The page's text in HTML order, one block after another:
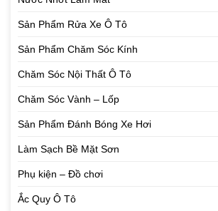
Sản Phẩm Rửa Xe Ô Tô
Sản Phẩm Chăm Sóc Kính
Chăm Sóc Nội Thất Ô Tô
Chăm Sóc Vành – Lốp
Sản Phẩm Đánh Bóng Xe Hơi
Làm Sạch Bề Mặt Sơn
Phụ kiện – Đồ chơi
Ắc Quy Ô Tô